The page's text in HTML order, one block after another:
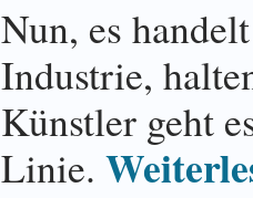
Nun, es
Industrie,
Künstler geht
Linie.